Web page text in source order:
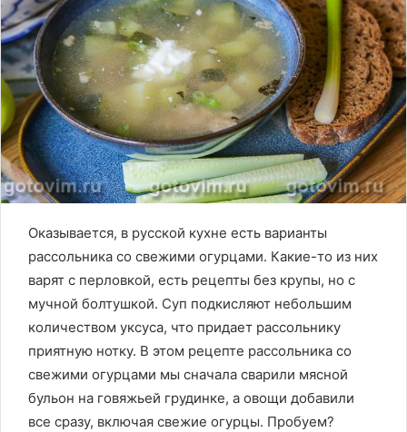
Оказывается, в русской кухне есть варианты
рассольника со свежими огурцами. Какие-то из них
варят с перловкой, есть рецепты без крупы, но с
мучной болтушкой. Суп подкисляют небольшим
количеством уксуса, что придает рассольнику
приятную нотку. В этом рецепте рассольника со
свежими огурцами мы сначала сварили мясной
бульон на говяжьей грудинке, а овощи добавили
все сразу, включая свежие огурцы. Пробуем?